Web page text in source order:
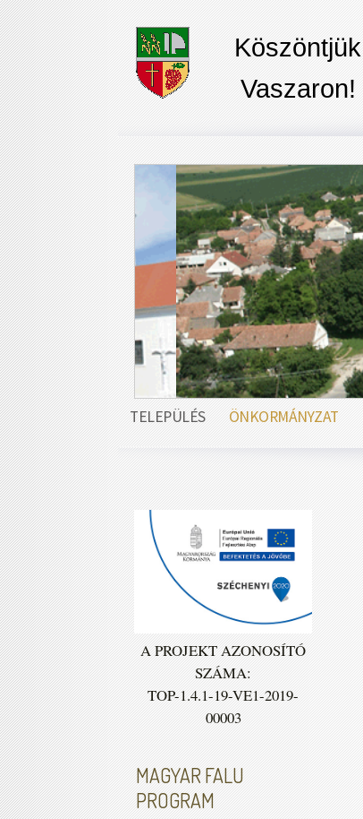
Köszöntjük
Vaszaron!
TELEPÜLÉS ÖNKORMÁNYZAT
A PROJEKT AZONOSÍTÓ
SZÁMA:
TOP-1.4.1-19-VE1-2019-
00003
MAGYAR FALU
PROGRAM